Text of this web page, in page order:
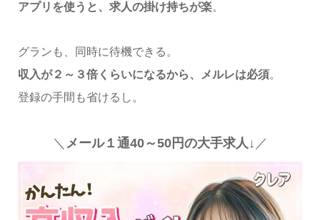
アプリを使うと、求人の掛け持ちが楽。
グランも、同時に待機できる。
収入が２～３倍くらいになるから、メルレは必須。
登録の手間も省けるし。
＼ メール１通40～50円の大手求人↓ ／